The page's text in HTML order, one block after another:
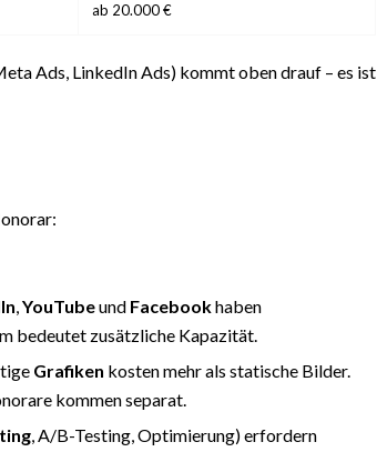
ab 20.000 €
Ads, LinkedIn Ads) kommt oben drauf – es ist
,YouTubeund Facebookhaben
bedeutet zusätzliche Kapazität.
Grafiken kosten mehr als statische Bilder.
kommen separat.
, A/B-Testing, Optimierung) erfordern